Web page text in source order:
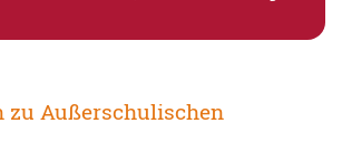
zu Außerschulischen